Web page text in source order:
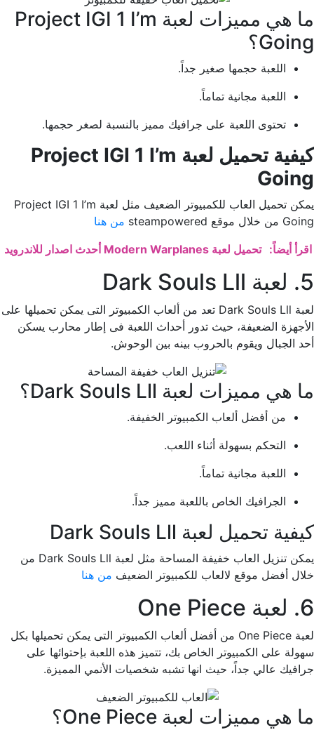
ما هي مميزات لعبة Project IGI 1 I’m
Going؟
اللعبة حجمها صغير جداً.
اللعبة مجانية تماماً.
تحتوى اللعبة على جرافيك مميز بالنسبة لصغر حجمها.
كيفية تحميل لعبة Project IGI 1 I’m
Going
يمكن تحميل العاب للكمبيوتر الضعيف مثل لعبة Project IGI 1 I’m
Going من خلال موقع steampowered
من هنا
اقرأ أيضاً: تحميل لعبة Modern Warplanes أحدث اصدار للاندرويد
5. لعبة Dark Souls Lll
لعبة Dark Souls Lll تعد من ألعاب الكمبيوتر التى يمكن تحميلها على
الأجهزة الضعيفة، حيث تدور أحداث اللعبة فى إطار محارب يسكن
أحد الجبال ويقوم بالحروب بينه بين الوحوش.
ما هي مميزات لعبة Dark Souls Lll؟
من أفضل ألعاب الكمبيوتر الخفيفة.
التحكم بسهولة أثناء اللعب.
اللعبة مجانية تماماً.
الجرافيك الخاص باللعبة مميز جداً.
كيفية تحميل لعبة Dark Souls Lll
يمكن تنزيل العاب خفيفة المساحة مثل لعبة Dark Souls Lll من
خلال أفضل موقع لالعاب للكمبيوتر الضعيف من هنا
6. لعبة One Piece
لعبة One Piece من أفضل ألعاب الكمبيوتر التى يمكن تحميلها بكل
سهولة على الكمبيوتر الخاص بك، تتميز هذه اللعبة بإحتوائها على
جرافيك عالي جداً، حيث انها تشبه شخصيات الأنمي المميزة.
ما هي مميزات لعبة One Piece؟